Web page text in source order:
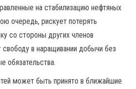
на стабилизацию нефтяных
очередь, рискует потерять
со стороны других членов
свободу в наращивании добычи без
обязательства.
может быть принято в ближайшие